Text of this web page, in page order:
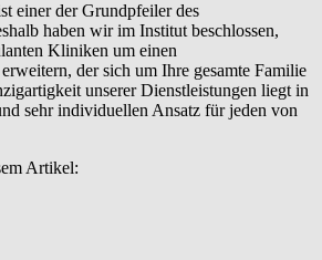
einer der Grundpfeiler des
haben wir im Institut beschlossen,
Kliniken um einen
der sich um Ihre gesamte Familie
unserer Dienstleistungen liegt in
sehr individuellen Ansatz für jeden von
Artikel: